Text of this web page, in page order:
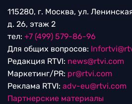
115280, г. Москва, ул.
д. 26, этаж 2
тел: +7 (499) 579-86-96
Для общих вопросов:
Редакция RTVI: news@rtvi.com
Маркетинг/PR: pr@rtvi.com
Реклама RTVI: adv-eu@rtvi.com
Партнерские материалы